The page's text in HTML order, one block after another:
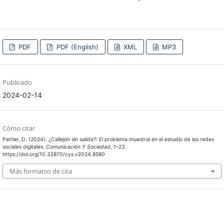
PDF PDF (English) XML MP3
Publicado
2024-02-14
Cómo citar
Pattier, D. (2024). ¿Callejón sin salida?: El problema muestral en el estudio de las redes
sociales digitales. Comunicación Y Sociedad, 1–23.
https://doi.org/10.32870/cys.v2024.8580
Más formatos de cita